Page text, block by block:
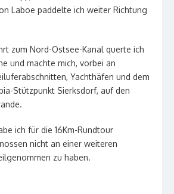
Laboe paddelte ich weiter Richtung
zum Nord-Ostsee-Kanal querte ich
und machte mich, vorbei an
Yachthäfen und dem
Stützpunkt Sierksdorf, auf den
ich für die 16Km-Rundtour
nicht an einer weiteren
zu haben.